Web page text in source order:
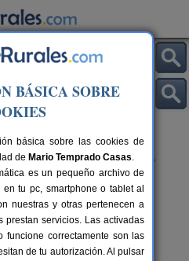
de Lecina
BÁSICA SOBRE
básica sobre las cookies de
de Mario Temprado Casas.
es un pequeño archivo de
tu pc, smartphone o tablet al
nuestras y otras pertenecen a
prestan servicios. Las activadas
funcione correctamente son las
de tu autorización. Al pulsar